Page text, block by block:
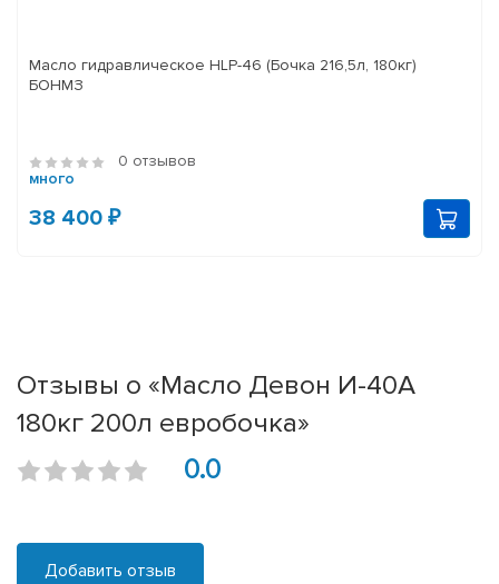
Масло гидравлическое HLP-46 (Бочка 216,5л, 180кг)
БОНМЗ
0 отзывов
много
38 400 ₽
Отзывы о «Масло Девон И-40А
180кг 200л евробочка»
0.0
Добавить отзыв